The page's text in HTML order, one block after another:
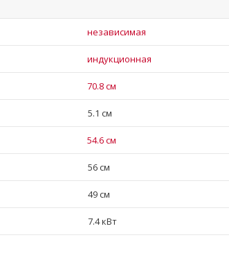
независимая
индукционная
70.8 см
5.1 см
54.6 см
56 см
49 см
7.4 кВт